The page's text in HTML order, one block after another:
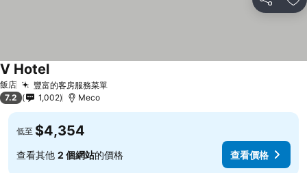
分享 加
飯店 豐富的客房服務菜單
V Hotel
7.2 1,002 Meco
低至 $4,354
查看其他 2 個網站的價格 查看價格